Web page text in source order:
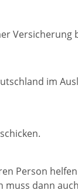
Versicherung
im
Person
dann